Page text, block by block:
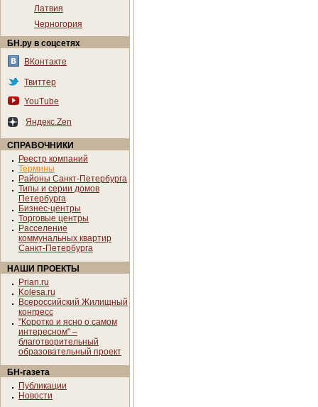
Латвия
Черногория
БН.ру в соцсетях
ВКонтакте
Твиттер
YouTube
Яндекс.Zen
СПРАВОЧНИКИ
Реестр компаний
Термины
Районы Санкт-Петербурга
Типы и серии домов
Петербурга
Бизнес-центры
Торговые центры
Расселение
коммунальных квартир
Санкт-Петербурга
НАШИ ПРОЕКТЫ
Prian.ru
Kolesa.ru
Всероссийский Жилищный
конгресс
"Коротко и ясно о самом
интересном" –
благотворительный
образовательный проект
БН-газета
Публикации
Новости